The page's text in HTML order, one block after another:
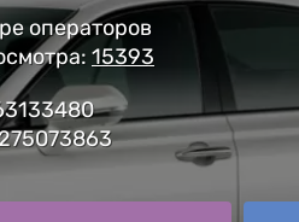
операторов
15393